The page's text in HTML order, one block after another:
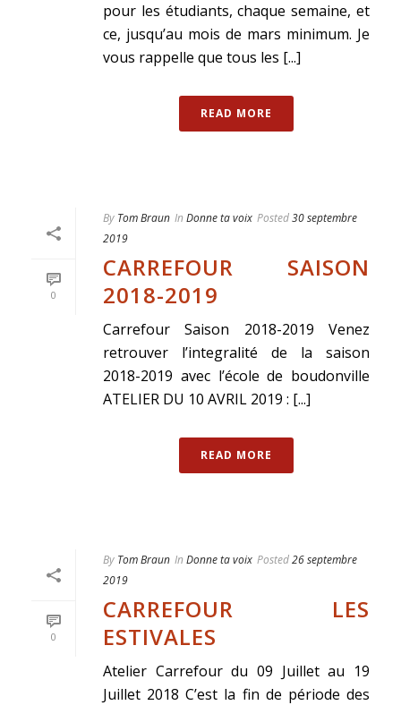
pour les étudiants, chaque semaine, et
ce, jusqu’au mois de mars minimum. Je
vous rappelle que tous les [...]
READ MORE
0
By Tom Braun In Donne ta voix Posted30 septembre
2019
CARREFOUR SAISON
2018-2019
Carrefour Saison 2018-2019 Venez
retrouver l’integralité de la saison
2018-2019 avec l’école de boudonville
ATELIER DU 10 AVRIL 2019 : [...]
READ MORE
0
By Tom Braun In Donne ta voix Posted26 septembre
2019
CARREFOUR LES
ESTIVALES
Atelier Carrefour du 09 Juillet au 19
Juillet 2018 C’est la fin de période des